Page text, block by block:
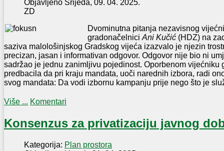
Objavljeno Srijeda, 09. 04. 2025.
ZD
Dvominutna pitanja nezavisnog
gradonačelnici Ani Kučić (HDZ) na
saziva malološinjskog Gradskog vijeća izazvalo je njezin
precizan, jasan i informativan odgovor. Odgovor nije bio ni
sadržao je jednu zanimljivu pojedinost. Oporbenom vijećniku
predbacila da pri kraju mandata, uoči narednih izbora, radi
svog mandata: Da vodi izbornu kampanju prije nego što je
Više ... Komentari
Konsenzus za privatizaciju javnog
Kategorija: Plan prostora